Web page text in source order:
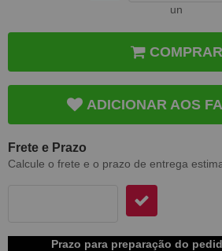
un
COMPRAR
ADICIONAR AOS
Frete e Prazo
Calcule o frete e o prazo de entrega
Prazo para preparação do